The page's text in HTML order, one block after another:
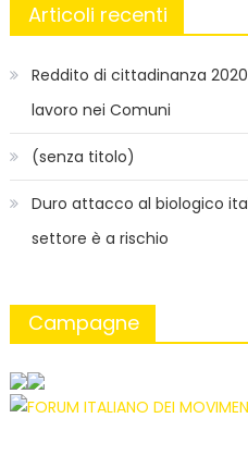
Articoli recenti
Reddito di cittadinanza
lavoro nei Comuni
(senza titolo)
Duro attacco al biologico
settore è a rischio
Campagne